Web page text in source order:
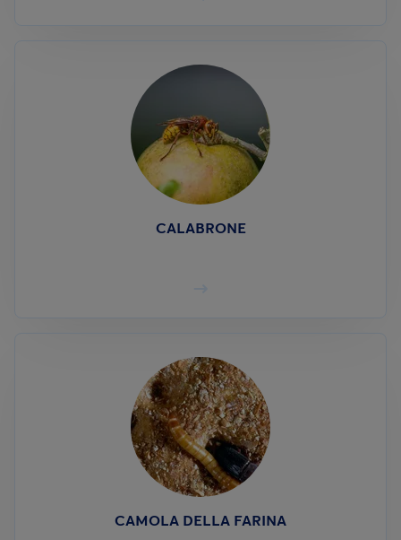
CALABRONE
CAMOLA DELLA FARINA